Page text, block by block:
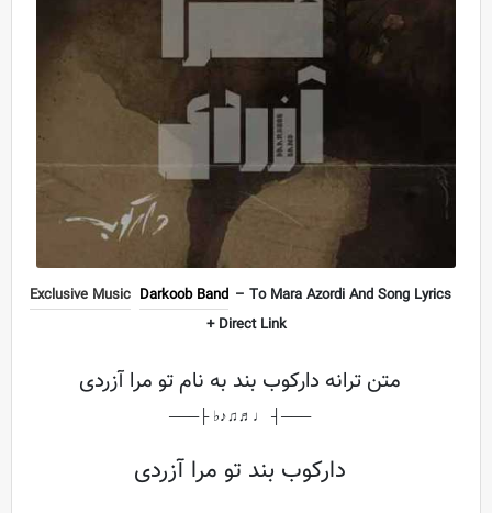
Exclusive Music Darkoob Band – To Mara Azordi And Song Lyrics
+ Direct Link
متن ترانه دارکوب بند به نام تو مرا آزردی
───┤ ♩♬♫♪♭ ├───
دارکوب بند تو مرا آزردی